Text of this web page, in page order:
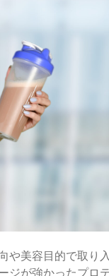
や美容目的で取り
ジが強かったプロ